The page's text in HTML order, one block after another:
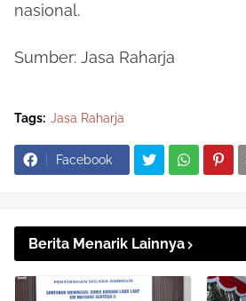
nasional.
Sumber: Jasa Raharja
Tags: Jasa Raharja
Facebook
Berita Menarik Lainnya